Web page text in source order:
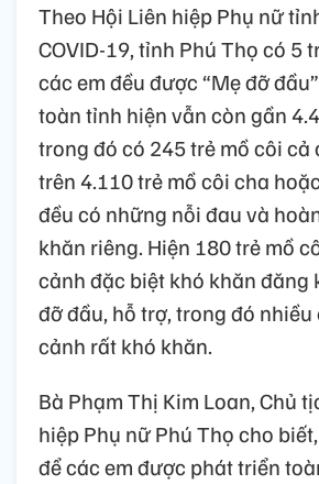
Theo Hội Liên hiệp Phụ nữ
COVID-19, tỉnh Phú Thọ có 5
các em đều được “Mẹ đỡ
toàn tỉnh hiện vẫn còn gần
trong đó có 245 trẻ mồ côi cả
trên 4.110 trẻ mồ côi cha
đều có những nỗi đau và
khăn riêng. Hiện 180 trẻ mồ
cảnh đặc biệt khó khăn đăng
đỡ đầu, hỗ trợ, trong đó nhiều
cảnh rất khó khăn.
Bà Phạm Thị Kim Loan, Chủ
hiệp Phụ nữ Phú Thọ cho
để các em được phát triển